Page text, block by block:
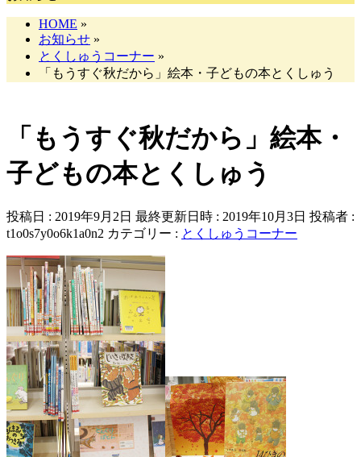
HOME »
お知らせ »
とくしゅうコーナー »
「もうすぐ秋だから」絵本・子どもの本とくしゅう
「もうすぐ秋だから」絵本・
子どもの本とくしゅう
投稿日 : 2019年9月2日 最終更新日時 : 2019年10月3日 投稿者 :
t1o0s7y0o6k1a0n2 カテゴリー : とくしゅうコーナー